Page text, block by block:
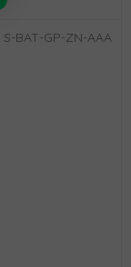
S-BAT-GP-ZN-AAA